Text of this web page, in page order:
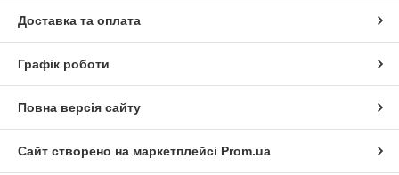
Доставка та оплата
Графік роботи
Повна версія сайту
Сайт створено на маркетплейсі Prom.ua